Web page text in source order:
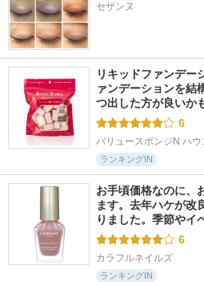
セザンヌ
リキッドファンデー
ァンデーションを結
つ出した方が良いか
6
バリュースポンジN ハ
ランキングIN
お手頃価格なのに、
ます。去年ハケが改
りました。季節やイ
6
カラフルネイルズ
ランキングIN